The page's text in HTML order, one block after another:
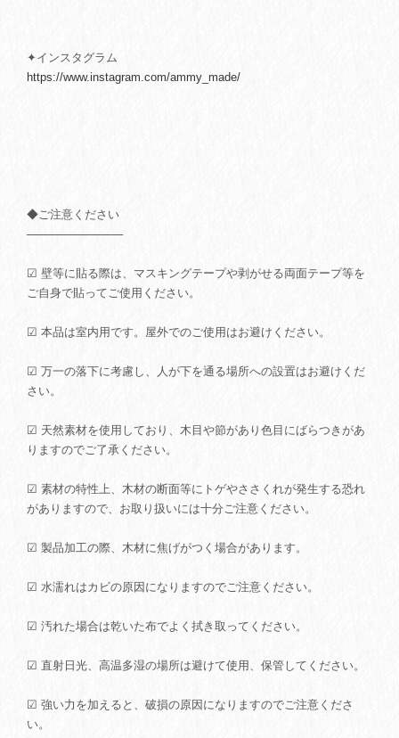
✦インスタグラム
https://www.instagram.com/ammy_made/
◆ご注意ください
────────────
☑ 壁等に貼る際は、マスキングテープや剥がせる両面テープ等を
ご自身で貼ってご使用ください。
☑ 本品は室内用です。屋外でのご使用はお避けください。
☑ 万一の落下に考慮し、人が下を通る場所への設置はお避けくだ
さい。
☑ 天然素材を使用しており、木目や節があり色目にばらつきがあ
りますのでご了承ください。
☑ 素材の特性上、木材の断面等にトゲやささくれが発生する恐れ
がありますので、お取り扱いには十分ご注意ください。
☑ 製品加工の際、木材に焦げがつく場合があります。
☑ 水濡れはカビの原因になりますのでご注意ください。
☑ 汚れた場合は乾いた布でよく拭き取ってください。
☑ 直射日光、高温多湿の場所は避けて使用、保管してください。
☑ 強い力を加えると、破損の原因になりますのでご注意くださ
い。